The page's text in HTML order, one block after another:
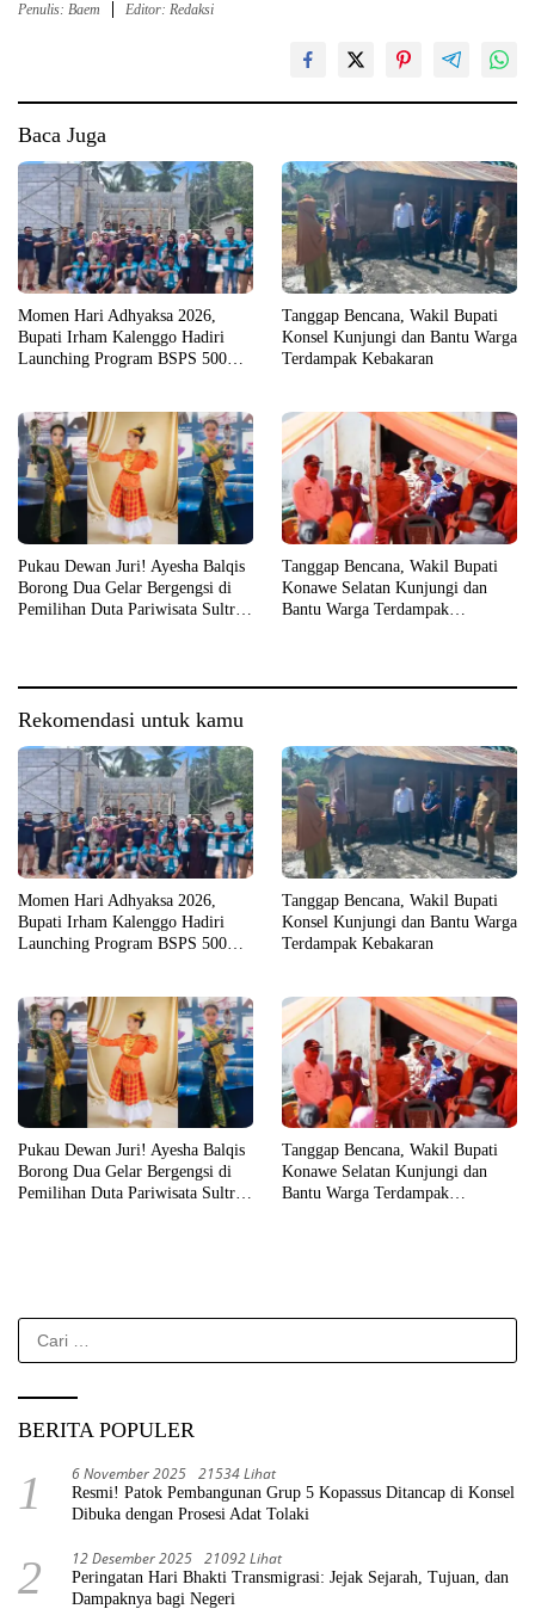
Penulis: Baem Editor: Redaksi
Baca Juga
Momen Hari Adhyaksa 2026,
Bupati Irham Kalenggo Hadiri
Launching Program BSPS 500
Tanggap Bencana, Wakil Bupati
Konsel Kunjungi dan Bantu Warga
Terdampak Kebakaran
Pukau Dewan Juri! Ayesha Balqis
Borong Dua Gelar Bergengsi di
Pemilihan Duta Pariwisata Sultra
Tanggap Bencana, Wakil Bupati
Konawe Selatan Kunjungi dan
Bantu Warga Terdampak
Rekomendasi untuk kamu
Momen Hari Adhyaksa 2026,
Bupati Irham Kalenggo Hadiri
Launching Program BSPS 500
Tanggap Bencana, Wakil Bupati
Konsel Kunjungi dan Bantu Warga
Terdampak Kebakaran
Pukau Dewan Juri! Ayesha Balqis
Borong Dua Gelar Bergengsi di
Pemilihan Duta Pariwisata Sultra
Tanggap Bencana, Wakil Bupati
Konawe Selatan Kunjungi dan
Bantu Warga Terdampak
Cari
untuk:
BERITA POPULER
1 6 November 2025 21534 Lihat
Resmi! Patok Pembangunan Grup 5 Kopassus Ditancap di Konsel
Dibuka dengan Prosesi Adat Tolaki
2 12 Desember 2025 21092 Lihat
Peringatan Hari Bhakti Transmigrasi: Jejak Sejarah, Tujuan, dan
Dampaknya bagi Negeri